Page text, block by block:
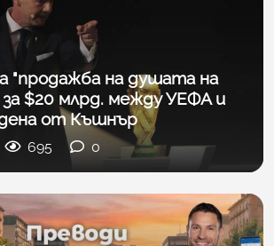
"продажба на душата на
$20 млрд. между УЕФА и
от Къшнър
695 0